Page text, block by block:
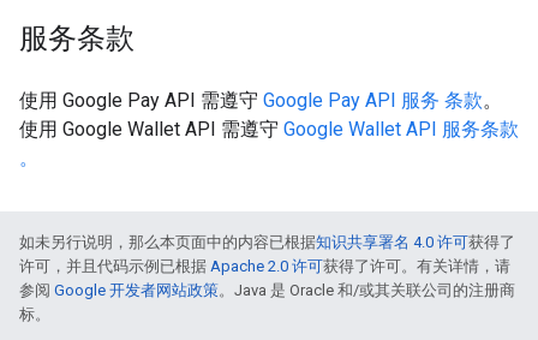
服务条款
使用 Google Pay API 需遵守 Google Pay API 服务 条款。
使用 Google Wallet API 需遵守 Google Wallet API 服务条款
。
如未另行说明，那么本页面中的内容已根据知识共享署名 4.0 许可获得了
许可，并且代码示例已根据 Apache 2.0 许可获得了许可。有关详情，请
参阅 Google 开发者网站政策。Java 是 Oracle 和/或其关联公司的注册商
标。